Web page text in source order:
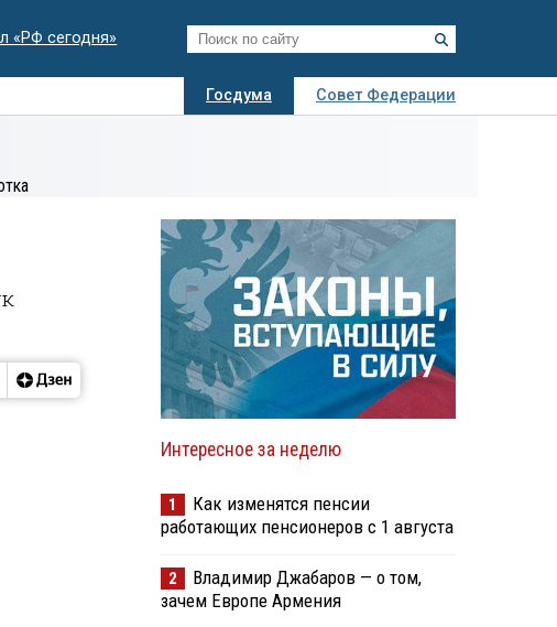
«РФ сегодня»
Госдума
Совет Федерации
Интересное за неделю
1
Как изменятся пенсии
работающих пенсионеров с 1 августа
2
Владимир Джабаров — о том,
зачем Европе Армения